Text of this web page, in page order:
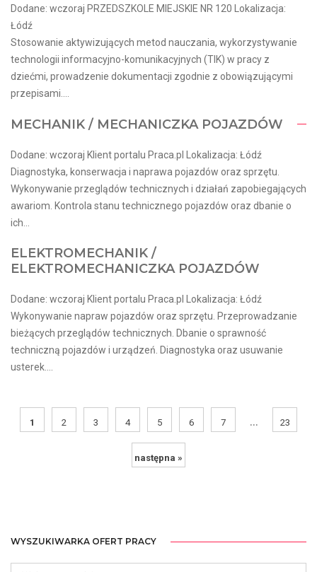
Dodane: wczoraj PRZEDSZKOLE MIEJSKIE NR 120 Lokalizacja:
Łódź
Stosowanie aktywizujących metod nauczania, wykorzystywanie
technologii informacyjno-komunikacyjnych (TIK) w pracy z
dziećmi, prowadzenie dokumentacji zgodnie z obowiązującymi
przepisami....
MECHANIK / MECHANICZKA POJAZDÓW
Dodane: wczoraj Klient portalu Praca.pl Lokalizacja: Łódź
Diagnostyka, konserwacja i naprawa pojazdów oraz sprzętu.
Wykonywanie przeglądów technicznych i działań zapobiegających
awariom. Kontrola stanu technicznego pojazdów oraz dbanie o
ich...
ELEKTROMECHANIK /
ELEKTROMECHANICZKA POJAZDÓW
Dodane: wczoraj Klient portalu Praca.pl Lokalizacja: Łódź
Wykonywanie napraw pojazdów oraz sprzętu. Przeprowadzanie
bieżących przeglądów technicznych. Dbanie o sprawność
techniczną pojazdów i urządzeń. Diagnostyka oraz usuwanie
usterek....
1 2 3 4 5 6 7 ... 23
następna »
WYSZUKIWARKA OFERT PRACY